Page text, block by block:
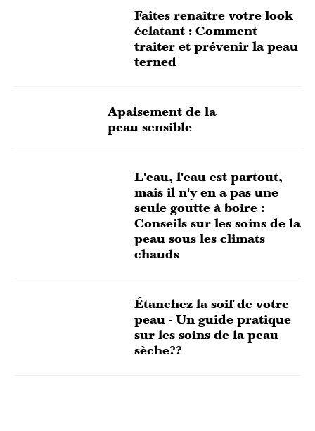
Faites renaître votre look
éclatant : Comment
traiter et prévenir la peau
terned
Apaisement de la
peau sensible
L'eau, l'eau est partout,
mais il n'y en a pas une
seule goutte à boire :
Conseils sur les soins de la
peau sous les climats
chauds
Étanchez la soif de votre
peau - Un guide pratique
sur les soins de la peau
sèche??